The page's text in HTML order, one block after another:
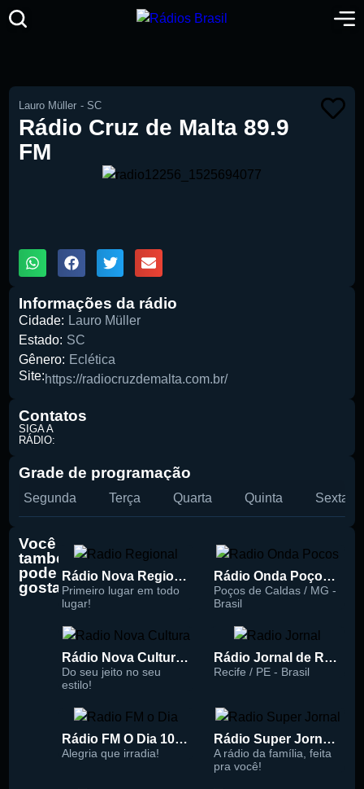
Pesquise aqui a sua rádio favorita:
Lauro Müller -SC
Rádio Cruz de Malta 89.9
FM
Informações da rádio
Cidade: Lauro Müller
Estado: SC
Gênero: Eclética
Site:https://radiocruzdemalta.com.br/
Contatos
SIGA A
RÁDIO:
Grade de programação
Segunda Terça Quarta Quinta Sexta
Você
também
pode
gostar
Rádio Nova Regional 91.5 FM
Primeiro lugar em todo
lugar!
Rádio Onda Poços 96.7 FM
Poços de Caldas / MG -
Brasil
Rádio Nova Cultura 93.1 FM
Do seu jeito no seu
estilo!
Rádio Jornal de Recife 90.3 FM
Recife / PE - Brasil
Rádio FM O Dia 100.5
Alegria que irradia!
Rádio Super Jornal 105.7 FM
A rádio da família, feita
pra você!